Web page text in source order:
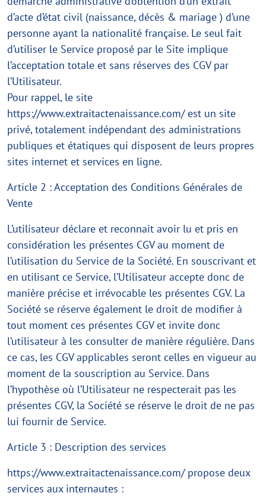
d’acte d’état civil (naissance, décès & mariage ) d’une
personne ayant la nationalité française. Le seul fait
d’utiliser le Service proposé par le Site implique
l’acceptation totale et sans réserves des CGV par
l’Utilisateur.
Pour rappel, le site
https://www.extraitactenaissance.com/ est un site
privé, totalement indépendant des administrations
publiques et étatiques qui disposent de leurs propres
sites internet et services en ligne.
Article 2 : Acceptation des Conditions Générales de
Vente
L’utilisateur déclare et reconnait avoir lu et pris en
considération les présentes CGV au moment de
l’utilisation du Service de la Société. En souscrivant et
en utilisant ce Service, l’Utilisateur accepte donc de
manière précise et irrévocable les présentes CGV. La
Société se réserve également le droit de modifier à
tout moment ces présentes CGV et invite donc
l’utilisateur à les consulter de manière régulière. Dans
ce cas, les CGV applicables seront celles en vigueur au
moment de la souscription au Service. Dans
l’hypothèse où l’Utilisateur ne respecterait pas les
présentes CGV, la Société se réserve le droit de ne pas
lui fournir de Service.
Article 3 : Description des services
https://www.extraitactenaissance.com/ propose deux
services aux internautes :